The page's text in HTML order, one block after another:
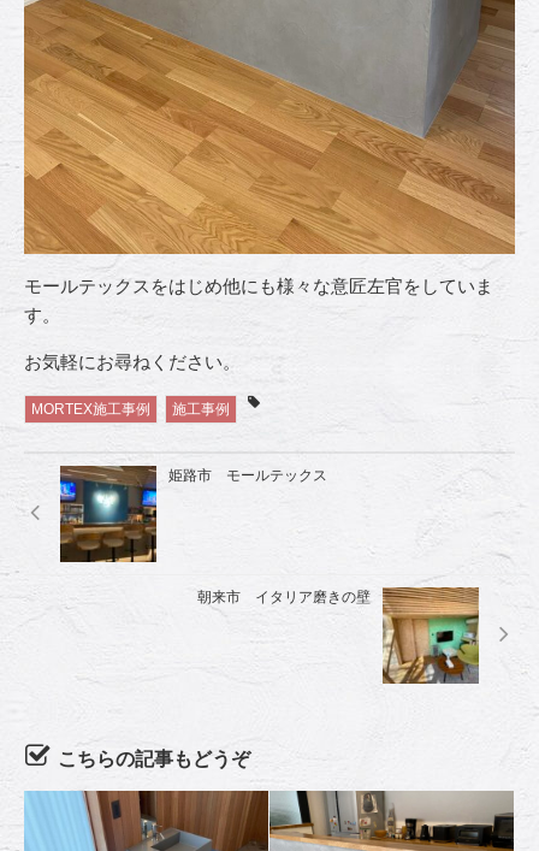
モールテックスをはじめ他にも様々な意匠左官をしていま
す。
お気軽にお尋ねください。
MORTEX施工事例 施工事例
姫路市 モールテックス
朝来市 イタリア磨きの壁
こちらの記事もどうぞ